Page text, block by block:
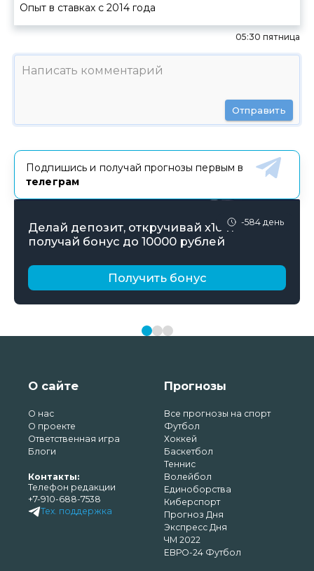
Опыт в ставках с 2014 года
05:30 пятница
Отправить
Подпишись и получай прогнозы первым в
телеграм
-584 день
Делай депозит, откручивай х10 и
получай бонус до 10000 рублей
Получить бонус
О сайте
О нас
О проекте
Ответственная игра
Блоги
Контакты:
Телефон редакции
+7-910-688-7538
Тех. поддержка
Прогнозы
Все прогнозы на спорт
Футбол
Хоккей
Баскетбол
Теннис
Волейбол
Единоборства
Киберспорт
Прогноз Дня
Экспресс Дня
ЧМ 2022
ЕВРО-24 Футбол